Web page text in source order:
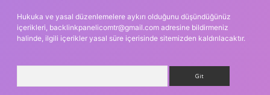
Hukuka ve yasal düzenlemelere aykırı olduğunu düşündüğünüz
içerikleri, backlinkpanelicomtr@gmail.com adresine bildirmeniz
halinde, ilgili içerikler yasal süre içerisinde sitemizden kaldırılacaktır.